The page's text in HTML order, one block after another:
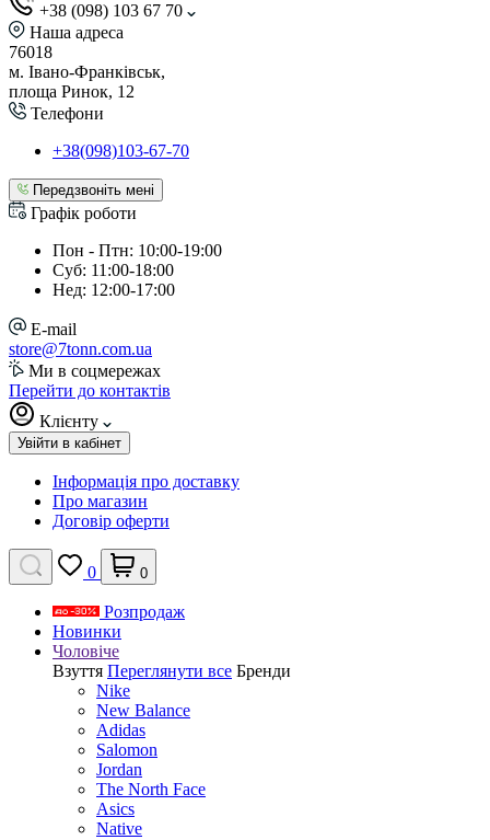
+38 (098) 103 67 70
Наша адреса
76018
м. Івано-Франківськ,
площа Ринок, 12
Телефони
+38(098)103-67-70
Передзвоніть мені
Графік роботи
Пон - Птн: 10:00-19:00
Суб: 11:00-18:00
Нед: 12:00-17:00
E-mail
store@7tonn.com.ua
Ми в соцмережах
Перейти до контактів
Клієнту
Увійти в кабінет
Інформація про доставку
Про магазин
Договір оферти
0 0
Розпродаж
Новинки
Чоловіче
Взуття Переглянути все Бренди
Nike
New Balance
Adidas
Salomon
Jordan
The North Face
Asics
Native